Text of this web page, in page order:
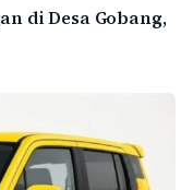
di Desa Gobang,